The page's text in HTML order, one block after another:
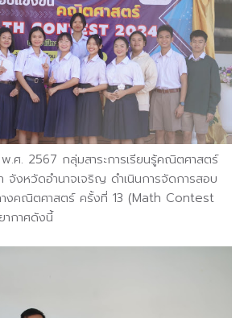
.ศ. 2567 กลุ่มสาระการเรียนรู้คณิตศาสตร์
จังหวัดอำนาจเจริญ ดำเนินการจัดการสอบ
างคณิตศาสตร์ ครั้งที่ 13 (Math Contest
กาศดังนี้